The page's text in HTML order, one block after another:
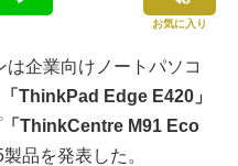
お気に入り
企業向けノートパソコ
ThinkPad Edge E420」
「ThinkCentre M91 Eco
品を発表した。